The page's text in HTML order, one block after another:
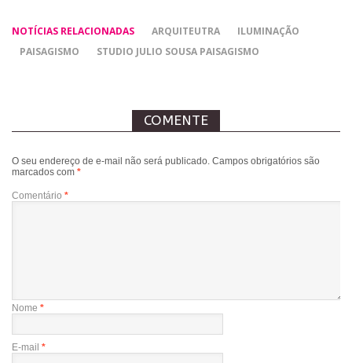
NOTÍCIAS RELACIONADAS ARQUITEUTRA
ILUMINAÇÃO
PAISAGISMO
STUDIO JULIO SOUSA PAISAGISMO
COMENTE
O seu endereço de e-mail não será publicado. Campos obrigatórios são
marcados com *
Comentário *
Nome *
E-mail *